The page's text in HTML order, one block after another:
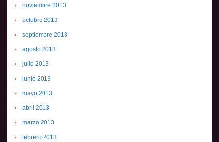
noviembre 2013
octubre 2013
septiembre 2013
agosto 2013
julio 2013
junio 2013
mayo 2013
abril 2013
marzo 2013
febrero 2013